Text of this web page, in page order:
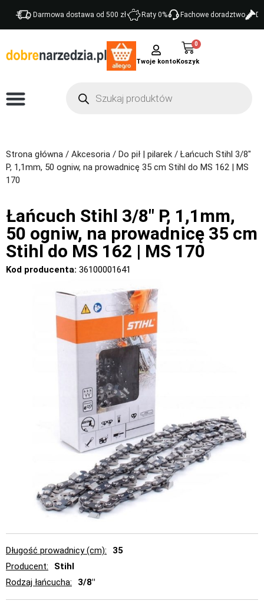
Darmowa dostawa od 500 zł Raty 0% Fachowe doradztwo
Twoje konto
0
Strona główna / Akcesoria / Do pił | pilarek / Łańcuch Stihl 3/8″
P, 1,1mm, 50 ogniw, na prowadnicę 35 cm Stihl do MS 162 | MS
170
Łańcuch Stihl 3/8″ P, 1,1mm,
50 ogniw, na prowadnicę 35 cm
Stihl do MS 162 | MS 170
Kod producenta: 36100001641
Długość prowadnicy (cm)
35
Producent
Stihl
Rodzaj łańcucha
3/8"